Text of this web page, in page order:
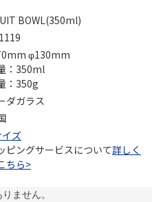
BOWL(350ml)
φ130mm
：350ml
：350g
ダガラス
イズ
ピングサービスについて詳しく
ちら>
ません。